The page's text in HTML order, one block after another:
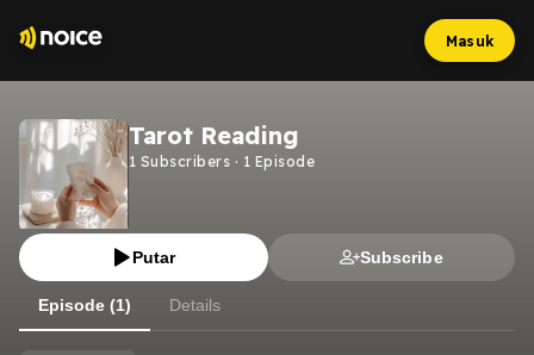
Masuk
Tarot Reading
1 Subscribers · 1 Episode
Putar Subscribe
Episode (1) Details